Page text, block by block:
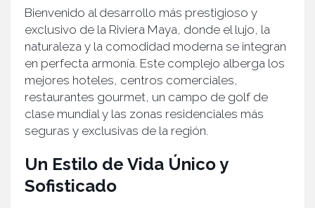
Bienvenido al desarrollo más prestigioso y
exclusivo de la Riviera Maya, donde el lujo, la
naturaleza y la comodidad moderna se integran
en perfecta armonía. Este complejo alberga los
mejores hoteles, centros comerciales,
restaurantes gourmet, un campo de golf de
clase mundial y las zonas residenciales más
seguras y exclusivas de la región.
Un Estilo de Vida Único y
Sofisticado